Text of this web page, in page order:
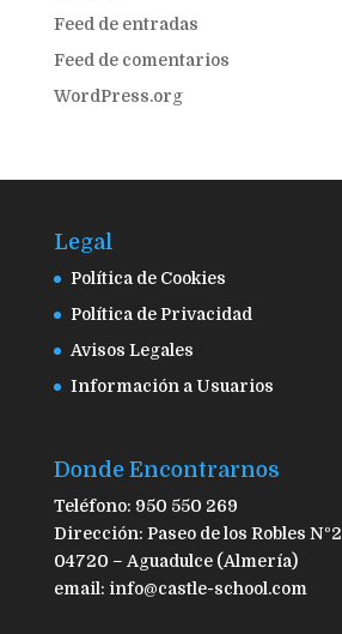
Feed de entradas
Feed de comentarios
WordPress.org
Legal
Política de Cookies
Política de Privacidad
Avisos Legales
Información a Usuarios
Donde Encontrarnos
Teléfono: 950 550 269
Dirección: Paseo de los Robles Nº2
04720 – Aguadulce (Almería)
email: info@castle-school.com